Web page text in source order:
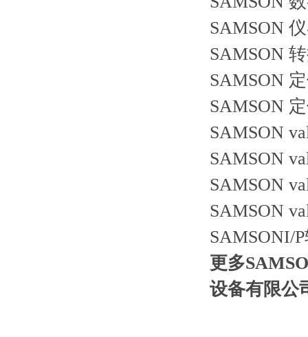
SAMSON
SAMSON
SAMSON
SAMSON
SAMSON
SAMSON
SAMSON
SAMSON
SAMSONI/
更多
设备有限公